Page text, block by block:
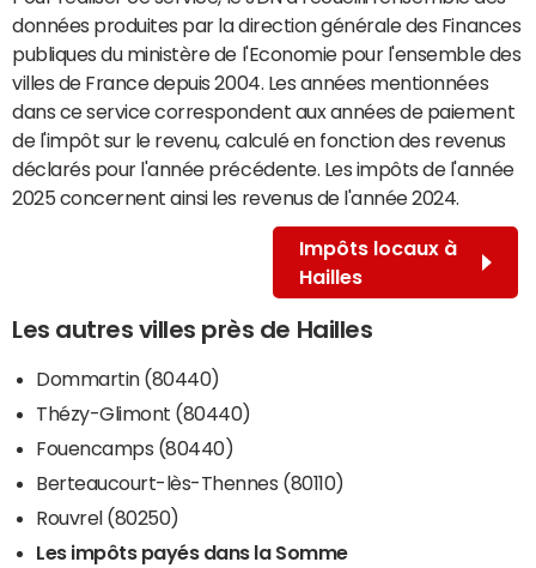
données produites par la direction générale des Finances
publiques du ministère de l'Economie pour l'ensemble des
villes de France depuis 2004. Les années mentionnées
dans ce service correspondent aux années de paiement
de l'impôt sur le revenu, calculé en fonction des revenus
déclarés pour l'année précédente. Les impôts de l'année
2025 concernent ainsi les revenus de l'année 2024.
Impôts locaux à
Hailles
Les autres villes près de Hailles
Dommartin (80440)
Thézy-Glimont (80440)
Fouencamps (80440)
Berteaucourt-lès-Thennes (80110)
Rouvrel (80250)
Les impôts payés dans la Somme